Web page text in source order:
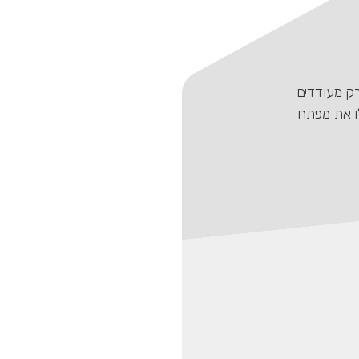
מעודדים
את מפתח